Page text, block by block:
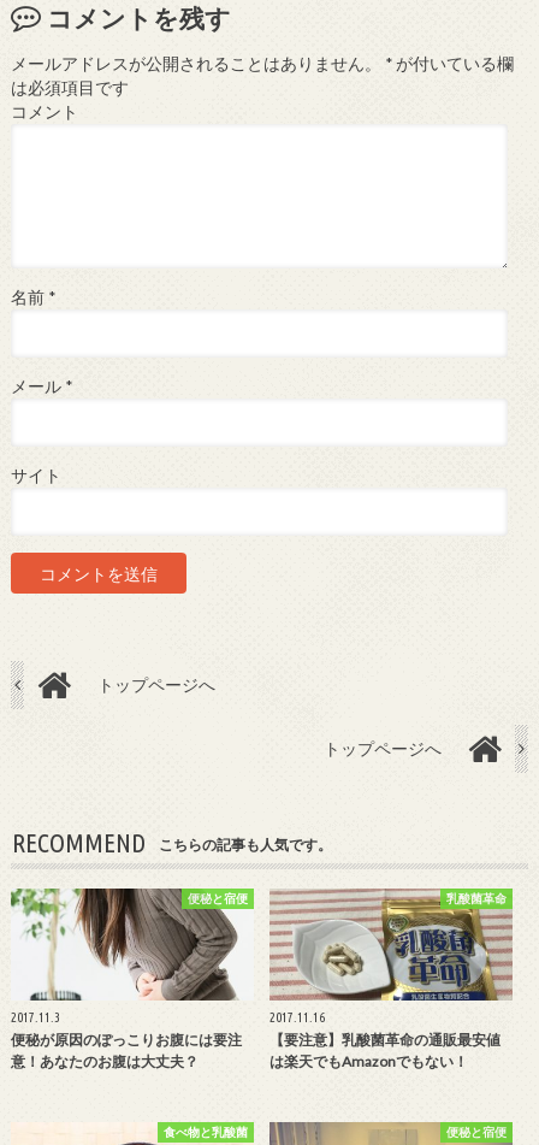
コメントを残す
メールアドレスが公開されることはありません。 *が付いている欄
は必須項目です
コメント
名前 *
メール *
サイト
トップページへ
トップページへ
RECOMMEND こちらの記事も人気です。
便秘と宿便
2017.11.3
便秘が原因のぽっこりお腹には要注
意！あなたのお腹は大丈夫？
乳酸菌革命
2017.11.16
【要注意】乳酸菌革命の通販最安値
は楽天でもAmazonでもない！
食べ物と乳酸菌 便秘と宿便